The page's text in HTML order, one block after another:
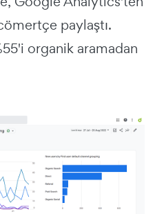
paylaştı.
organik aramadan